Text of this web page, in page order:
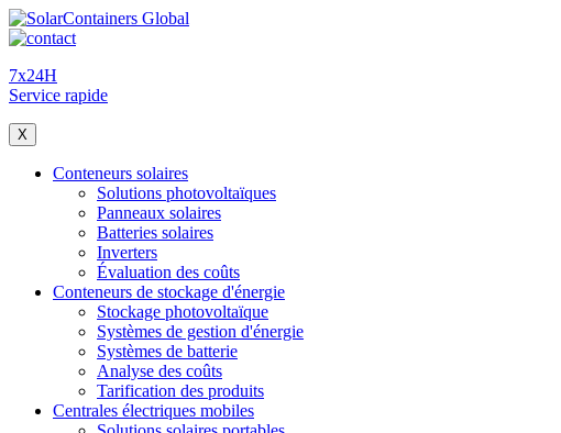
7x24H
Service rapide
X
Conteneurs solaires
Solutions photovoltaïques
Panneaux solaires
Batteries solaires
Inverters
Évaluation des coûts
Conteneurs de stockage d'énergie
Stockage photovoltaïque
Systèmes de gestion d'énergie
Systèmes de batterie
Analyse des coûts
Tarification des produits
Centrales électriques mobiles